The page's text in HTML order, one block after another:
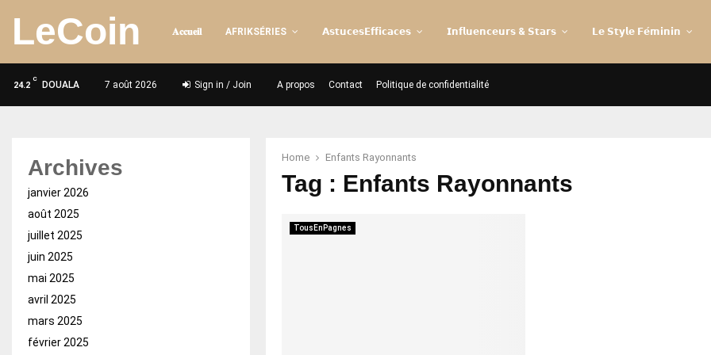
LeCoin 𝐀𝐜𝐜𝐮𝐞𝐢𝐥 AFRIKSÉRIES 𝗔𝘀𝘁𝘂𝗰𝗲𝘀𝗘𝗳𝗳𝗶𝗰𝗮𝗰𝗲𝘀 𝗜𝗻𝗳𝗹𝘂𝗲𝗻𝗰𝗲𝘂𝗿𝘀 & 𝗦𝘁𝗮𝗿𝘀 𝗟𝗲 𝗦𝘁𝘆𝗹𝗲 𝗙𝗲́𝗺𝗶𝗻𝗶𝗻
24.2
C
DOUALA 7 août 2026 Sign in / Join A propos Contact Politique de confidentialité
Home Enfants Rayonnants
Tag : Enfants Rayonnants
TousEnPagnes
Archives
janvier 2026
août 2025
juillet 2025
juin 2025
mai 2025
avril 2025
mars 2025
février 2025